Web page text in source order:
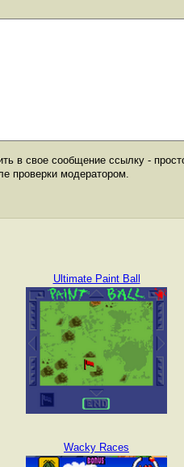
в свое сообщение ссылку -
проверки модератором.
Ultimate Paint Ball
Wacky Races